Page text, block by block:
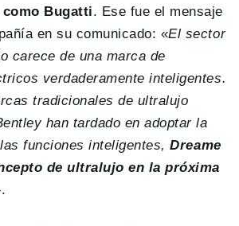
Bugatti. Ese fue el mensaje
en su comunicado: «El sector
carece de una marca de
verdaderamente inteligentes.
tradicionales de ultralujo
han tardado en adoptar la
funciones inteligentes,Dreame
de ultralujo en la próxima